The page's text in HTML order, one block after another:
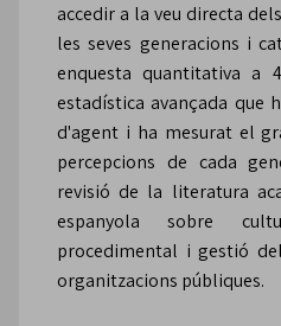
accedir a la veu directa
les seves generacions i
enquesta quantitativa a
estadística avançada que
d'agent i ha mesurat el
percepcions de cada
revisió de la literatura
espanyola sobre
procedimental i gestió
organitzacions públiques.